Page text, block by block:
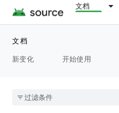
文档
文档
新变化
开始使用